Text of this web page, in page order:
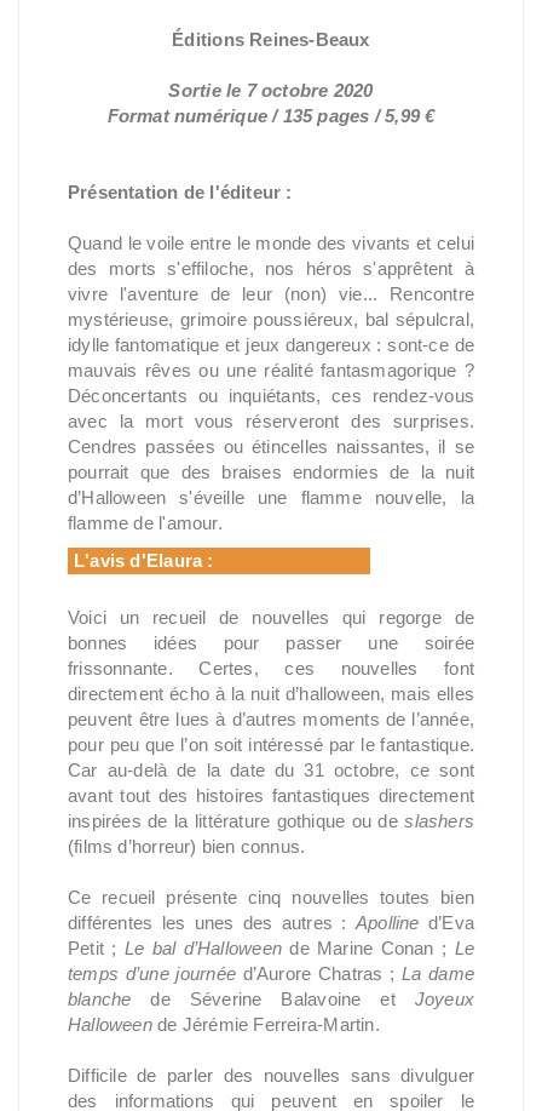
Éditions Reines-Beaux
Sortie le 7 octobre 2020
Format numérique / 135 pages / 5,99 €
Présentation de l'éditeur :
Quand le voile entre le monde des vivants et celui
des morts s'effiloche, nos héros s'apprêtent à
vivre l'aventure de leur (non) vie... Rencontre
mystérieuse, grimoire poussiéreux, bal sépulcral,
idylle fantomatique et jeux dangereux : sont-ce de
mauvais rêves ou une réalité fantasmagorique ?
Déconcertants ou inquiétants, ces rendez-vous
avec la mort vous réserveront des surprises.
Cendres passées ou étincelles naissantes, il se
pourrait que des braises endormies de la nuit
d’Halloween s'éveille une flamme nouvelle, la
flamme de l'amour.
L'avis d'Elaura :
Voici un recueil de nouvelles qui regorge de
bonnes idées pour passer une soirée
frissonnante. Certes, ces nouvelles font
directement écho à la nuit d’halloween, mais elles
peuvent être lues à d’autres moments de l’année,
pour peu que l’on soit intéressé par le fantastique.
Car au-delà de la date du 31 octobre, ce sont
avant tout des histoires fantastiques directement
inspirées de la littérature gothique ou deslashers
(films d’horreur) bien connus.
Ce recueil présente cinq nouvelles toutes bien
différentes les unes des autres : Apolline d’Eva
Petit ; Le bal d’Halloweende Marine Conan ; Le
temps d’une journéed’Aurore Chatras ; La dame
blanche de Séverine Balavoine et Joyeux
Halloweende Jérémie Ferreira-Martin.
Difficile de parler des nouvelles sans divulguer
des informations qui peuvent en spoiler le